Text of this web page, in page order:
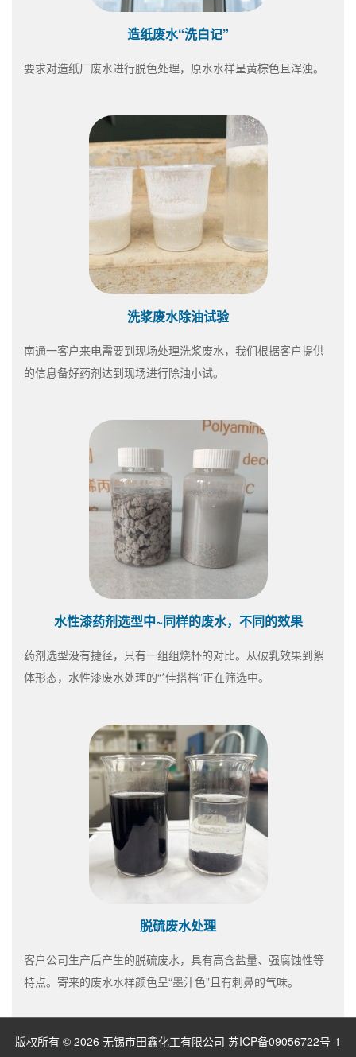
造纸废水“洗白记”
要求对造纸厂废水进行脱色处理，原水水样呈黄棕色且浑浊。
洗浆废水除油试验
南通一客户来电需要到现场处理洗浆废水，我们根据客户提供
的信息备好药剂达到现场进行除油小试。
水性漆药剂选型中~同样的废水，不同的效果
药剂选型没有捷径，只有一组组烧杯的对比。从破乳效果到絮
体形态，水性漆废水处理的“*佳搭档”正在筛选中。
脱硫废水处理
客户公司生产后产生的脱硫废水，具有高含盐量、强腐蚀性等
特点。寄来的废水水样颜色呈“墨汁色”且有刺鼻的气味。
版权所有 © 2026 无锡市田鑫化工有限公司 苏ICP备09056722号-1